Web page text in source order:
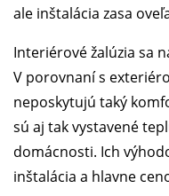
ale inštalácia zasa
Interiérové žalúzia sa
V porovnaní s
neposkytujú taký
sú aj tak vystavené
domácnosti. Ich
inštalácia a hlavne